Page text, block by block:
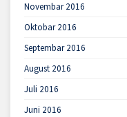
Novembar 2016
Oktobar 2016
Septembar 2016
August 2016
Juli 2016
Juni 2016